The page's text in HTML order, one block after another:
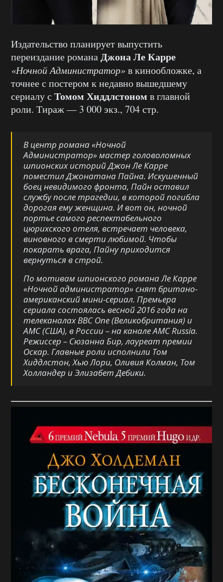
Издательство планирует выпустить
переиздание романаДжона Ле Карре
«Ночной Администратор»в кинообложке, а
точнее с постером к недавно вышедшему
сериалу с Томом Хиддлстоном в главной
роли. Тираж — 3 000 экз., 704 стр.
В центр романа «Ночной
Администратор» мастер головоломных
шпионских историй Джон Ле Карре
поместил Джонатана Пайна. Искушенный
боец невидимого фронта, Пайн оставил
службу после трагедии, в которой погибла
дорогая ему женщина. И вот он, ночной
портье самого респектабельного
цюрихского отеля, встречает человека,
виновного в смерти любимой. Чтобы
покарать врага, Пайну приходится
вернуться в строй.
По мотивам шпионского романа Ле Карре
«Ночной администратор» снят британо-
американский мини-сериал. Премьера
сериала состоялась весной 2016 года на
телеканалах BBC One (Великобритания) и
AMC (США), в России – на канале AMC Russia.
Режиссер – Сюзанна Бир, лауреат премии
Оскар. Главные роли исполнили Том
Хиддлстон, Хью Лори, Оливия Колман, Том
Холландер и Элизабет Дебики.